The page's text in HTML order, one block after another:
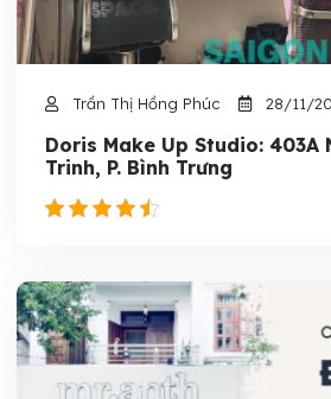
Trần Thị Hồng Phúc 28/11/
Doris Make Up Studio: 403A
Trinh, P. Bình Trưng